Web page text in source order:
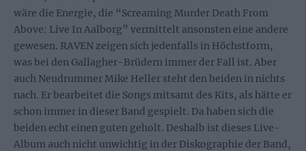
wäre die Energie, die “Screaming Murder Death From
Above: Live In Aalborg” vermittelt ansonsten eine andere
gewesen. RAVEN zeigen sich jedenfalls in Höchstform,
was bei den Gallagher-Brüdern immer der Fall ist. Aber
auch Neudrummer Mike Heller steht den beiden in nichts
nach. Er bearbeitet die Songs mitsamt des Kits, als hätte er
schon immer in dieser Band gespielt. Da haben sich die
beiden echt einen guten geholt. Deshalb ist dieses Live-
Album auch nicht unwichtig in der Diskographie der Band,